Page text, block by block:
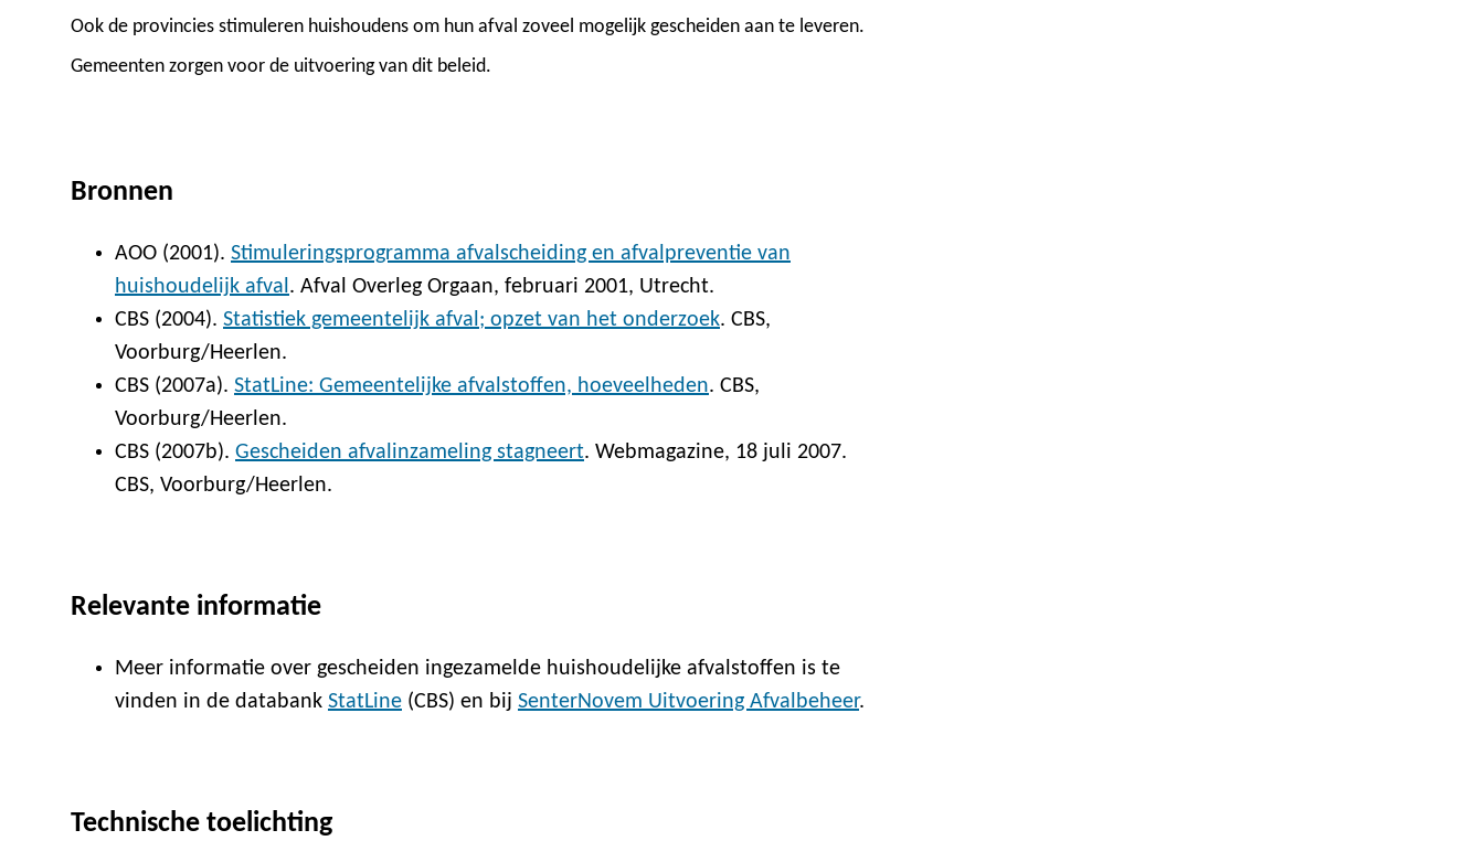
Ook de provincies stimuleren huishoudens om hun afval zoveel mogelijk gescheiden aan te leveren.
Gemeenten zorgen voor de uitvoering van dit beleid.
Bronnen
AOO (2001). Stimuleringsprogramma afvalscheiding en afvalpreventie van
huishoudelijk afval. Afval Overleg Orgaan, februari 2001, Utrecht.
CBS (2004). Statistiek gemeentelijk afval; opzet van het onderzoek. CBS,
Voorburg/Heerlen.
CBS (2007a). StatLine: Gemeentelijke afvalstoffen, hoeveelheden. CBS,
Voorburg/Heerlen.
CBS (2007b). Gescheiden afvalinzameling stagneert. Webmagazine, 18 juli 2007.
CBS, Voorburg/Heerlen.
Relevante informatie
Meer informatie over gescheiden ingezamelde huishoudelijke afvalstoffen is te
vinden in de databank StatLine (CBS) en bij SenterNovem Uitvoering Afvalbeheer.
Technische toelichting